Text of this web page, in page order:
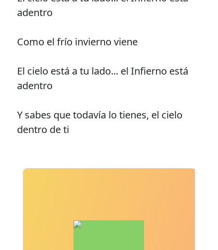
adentro
Como el frío invierno viene
El cielo está a tu lado... el Infierno está
adentro
Y sabes que todavía lo tienes, el cielo
dentro de ti